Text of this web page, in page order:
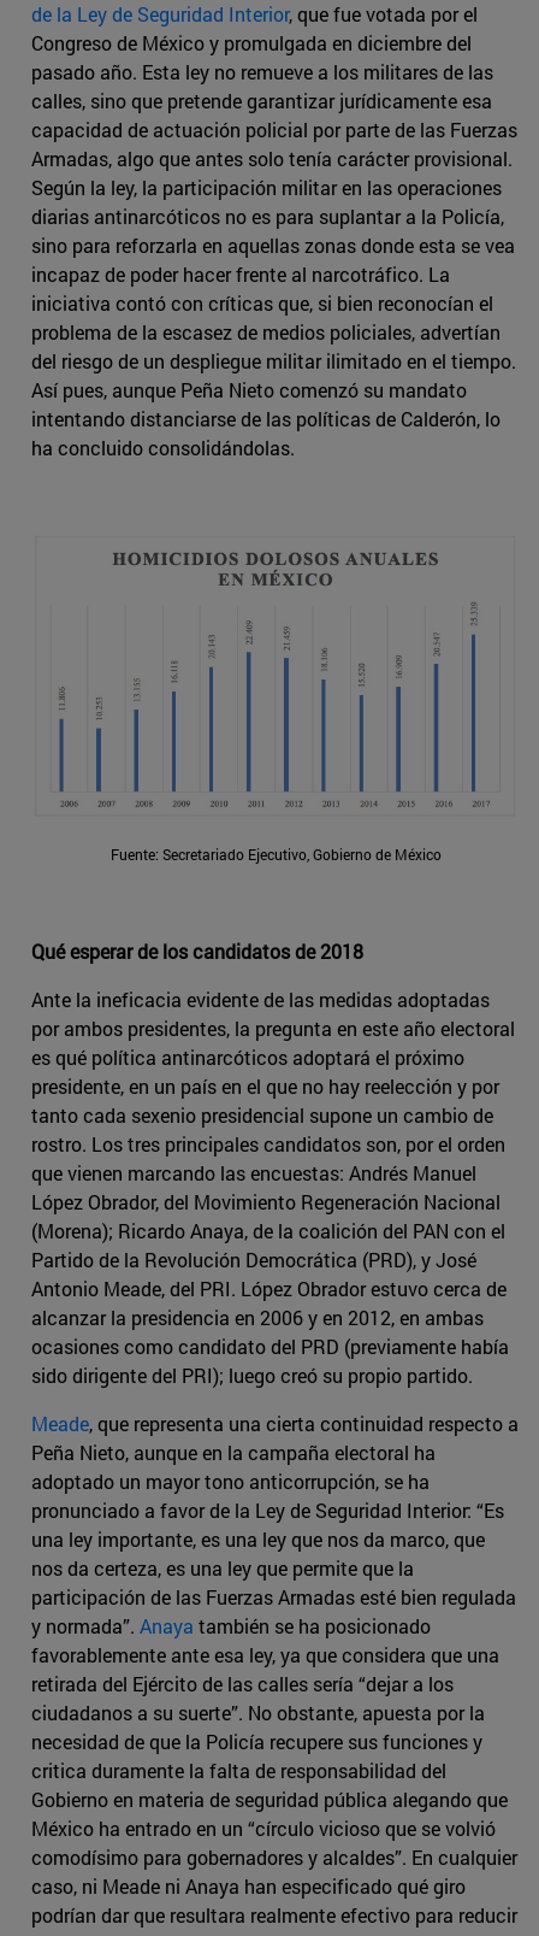
de la Ley de Seguridad Interior, que fue votada por el
Congreso de México y promulgada en diciembre del
pasado año. Esta ley no remueve a los militares de las
calles, sino que pretende garantizar jurídicamente esa
capacidad de actuación policial por parte de las Fuerzas
Armadas, algo que antes solo tenía carácter provisional.
Según la ley, la participación militar en las operaciones
diarias antinarcóticos no es para suplantar a la Policía,
sino para reforzarla en aquellas zonas donde esta se vea
incapaz de poder hacer frente al narcotráfico. La
iniciativa contó con críticas que, si bien reconocían el
problema de la escasez de medios policiales, advertían
del riesgo de un despliegue militar ilimitado en el tiempo.
Así pues, aunque Peña Nieto comenzó su mandato
intentando distanciarse de las políticas de Calderón, lo
ha concluido consolidándolas.
Fuente: Secretariado Ejecutivo, Gobierno de México
Qué esperar de los candidatos de 2018
Ante la ineficacia evidente de las medidas adoptadas
por ambos presidentes, la pregunta en este año electoral
es qué política antinarcóticos adoptará el próximo
presidente, en un país en el que no hay reelección y por
tanto cada sexenio presidencial supone un cambio de
rostro. Los tres principales candidatos son, por el orden
que vienen marcando las encuestas: Andrés Manuel
López Obrador, del Movimiento Regeneración Nacional
(Morena); Ricardo Anaya, de la coalición del PAN con el
Partido de la Revolución Democrática (PRD), y José
Antonio Meade, del PRI. López Obrador estuvo cerca de
alcanzar la presidencia en 2006 y en 2012, en ambas
ocasiones como candidato del PRD (previamente había
sido dirigente del PRI); luego creó su propio partido.
Meade, que representa una cierta continuidad respecto a
Peña Nieto, aunque en la campaña electoral ha
adoptado un mayor tono anticorrupción, se ha
pronunciado a favor de la Ley de Seguridad Interior: “Es
una ley importante, es una ley que nos da marco, que
nos da certeza, es una ley que permite que la
participación de las Fuerzas Armadas esté bien regulada
y normada”. Anaya también se ha posicionado
favorablemente ante esa ley, ya que considera que una
retirada del Ejército de las calles sería “dejar a los
ciudadanos a su suerte”. No obstante, apuesta por la
necesidad de que la Policía recupere sus funciones y
critica duramente la falta de responsabilidad del
Gobierno en materia de seguridad pública alegando que
México ha entrado en un “círculo vicioso que se volvió
comodísimo para gobernadores y alcaldes”. En cualquier
caso, ni Meade ni Anaya han especificado qué giro
podrían dar que resultara realmente efectivo para reducir